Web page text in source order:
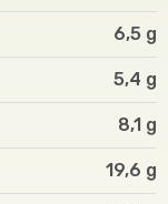
6,5 g
5,4 g
8,1 g
19,6 g